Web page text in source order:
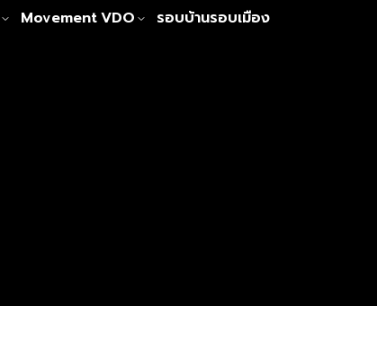
MovementVDO รอบบ้านรอบเมือง